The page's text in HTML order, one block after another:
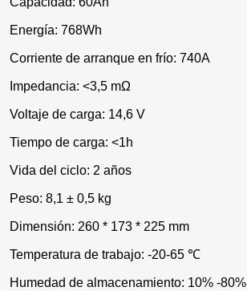
Energía: 768Wh
Corriente de arranque en frío: 740A
Impedancia: <3,5 mΩ
Voltaje de carga: 14,6 V
Tiempo de carga: <1h
Vida del ciclo: 2 años
Peso: 8,1 ± 0,5 kg
Dimensión: 260 * 173 * 225 mm
Temperatura de trabajo: -20-65 ℃
Humedad de almacenamiento: 10% -80%